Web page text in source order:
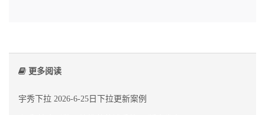
更多阅读
宇秀下拉 2026-6-25日下拉更新案例